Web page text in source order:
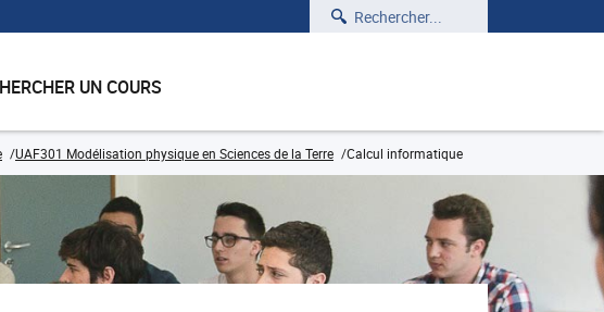
Rechercher
UN COURS
UAF301 Modélisation physique en Sciences de la Terre Calcul informatique